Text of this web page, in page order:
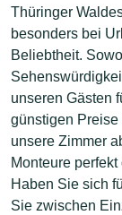
Thüringer
besonders bei
Beliebtheit.
unseren Gästen
günstigen
unsere Zimmer
Monteure
Haben Sie sich
Sie zwischen